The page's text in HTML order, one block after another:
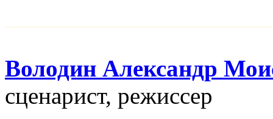
Володин Александр
сценарист, режисcер